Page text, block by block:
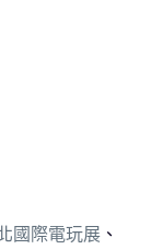
國際電玩展、